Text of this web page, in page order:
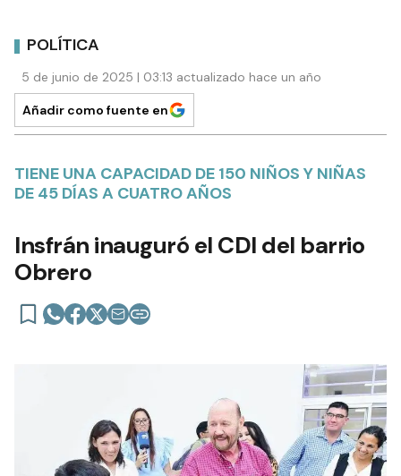
POLÍTICA
5 de junio de 2025 | 03:13 actualizado hace un año
Añadir como fuente en
TIENE UNA CAPACIDAD DE 150 NIÑOS Y NIÑAS
DE 45 DÍAS A CUATRO AÑOS
Insfrán inauguró el CDI del barrio
Obrero